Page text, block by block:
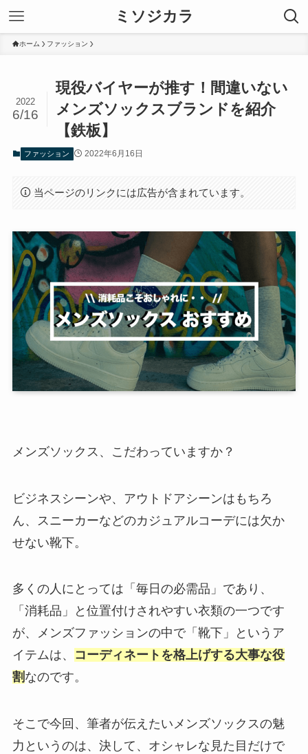
ミソジカラ
ホーム ファッション
現役バイヤーが推す！間違いない
メンズソックスブランドを紹介
【鉄板】
2022
6/16
ファッション 2022年6月16日
当ページのリンクには広告が含まれています。
メンズソックス、こだわっていますか？
ビジネスシーンや、アウトドアシーンはもちろ
ん、スニーカーなどのカジュアルコーデには欠か
せない靴下。
多くの人にとっては「毎日の必需品」であり、
「消耗品」と位置付けされやすい衣類の一つです
が、メンズファッションの中で「靴下」というア
イテムは、
コーディネートを格上げする大事な役
割 なのです。
そこで今回、筆者が伝えたいメンズソックスの魅
力というのは、決して、オシャレな見た目だけで